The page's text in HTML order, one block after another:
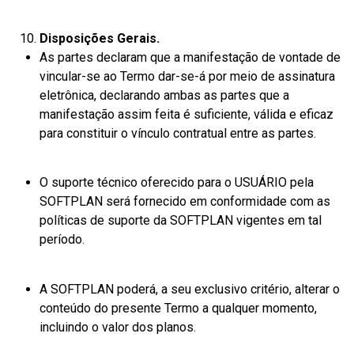
Disposições Gerais.
As partes declaram que a manifestação de vontade de
vincular-se ao Termo dar-se-á por meio de assinatura
eletrônica, declarando ambas as partes que a
manifestação assim feita é suficiente, válida e eficaz
para constituir o vínculo contratual entre as partes.
O suporte técnico oferecido para o USUÁRIO pela
SOFTPLAN será fornecido em conformidade com as
políticas de suporte da SOFTPLAN vigentes em tal
período.
A SOFTPLAN poderá, a seu exclusivo critério, alterar o
conteúdo do presente Termo a qualquer momento,
incluindo o valor dos planos.